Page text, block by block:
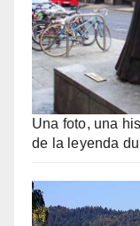
Una foto, una
de la leyenda